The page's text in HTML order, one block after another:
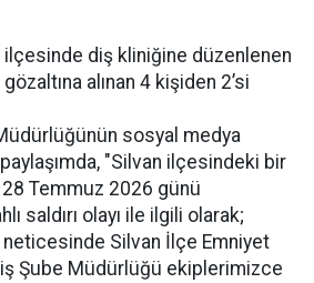
ilçesinde diş kliniğine düzenlenen
alınan 4 kişiden 2’si
sosyal medya
paylaşımda, "Silvan ilçesindeki bir
Temmuz 2026 günü
saldırı olayı ile ilgili olarak;
neticesinde Silvan İlçe Emniyet
Şube Müdürlüğü ekiplerimizce